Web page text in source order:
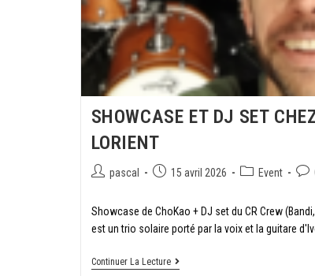
SHOWCASE ET DJ SET
LORIENT
pascal 15 avril 2026 Event
Showcase de ChoKao + DJ set du CR Crew
est un trio solaire porté par la voix et la guitare
Continuer La Lecture